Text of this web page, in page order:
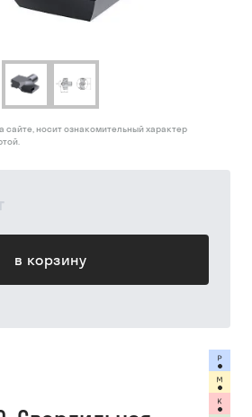
в корзину
сайте, носит ознакомительный характер